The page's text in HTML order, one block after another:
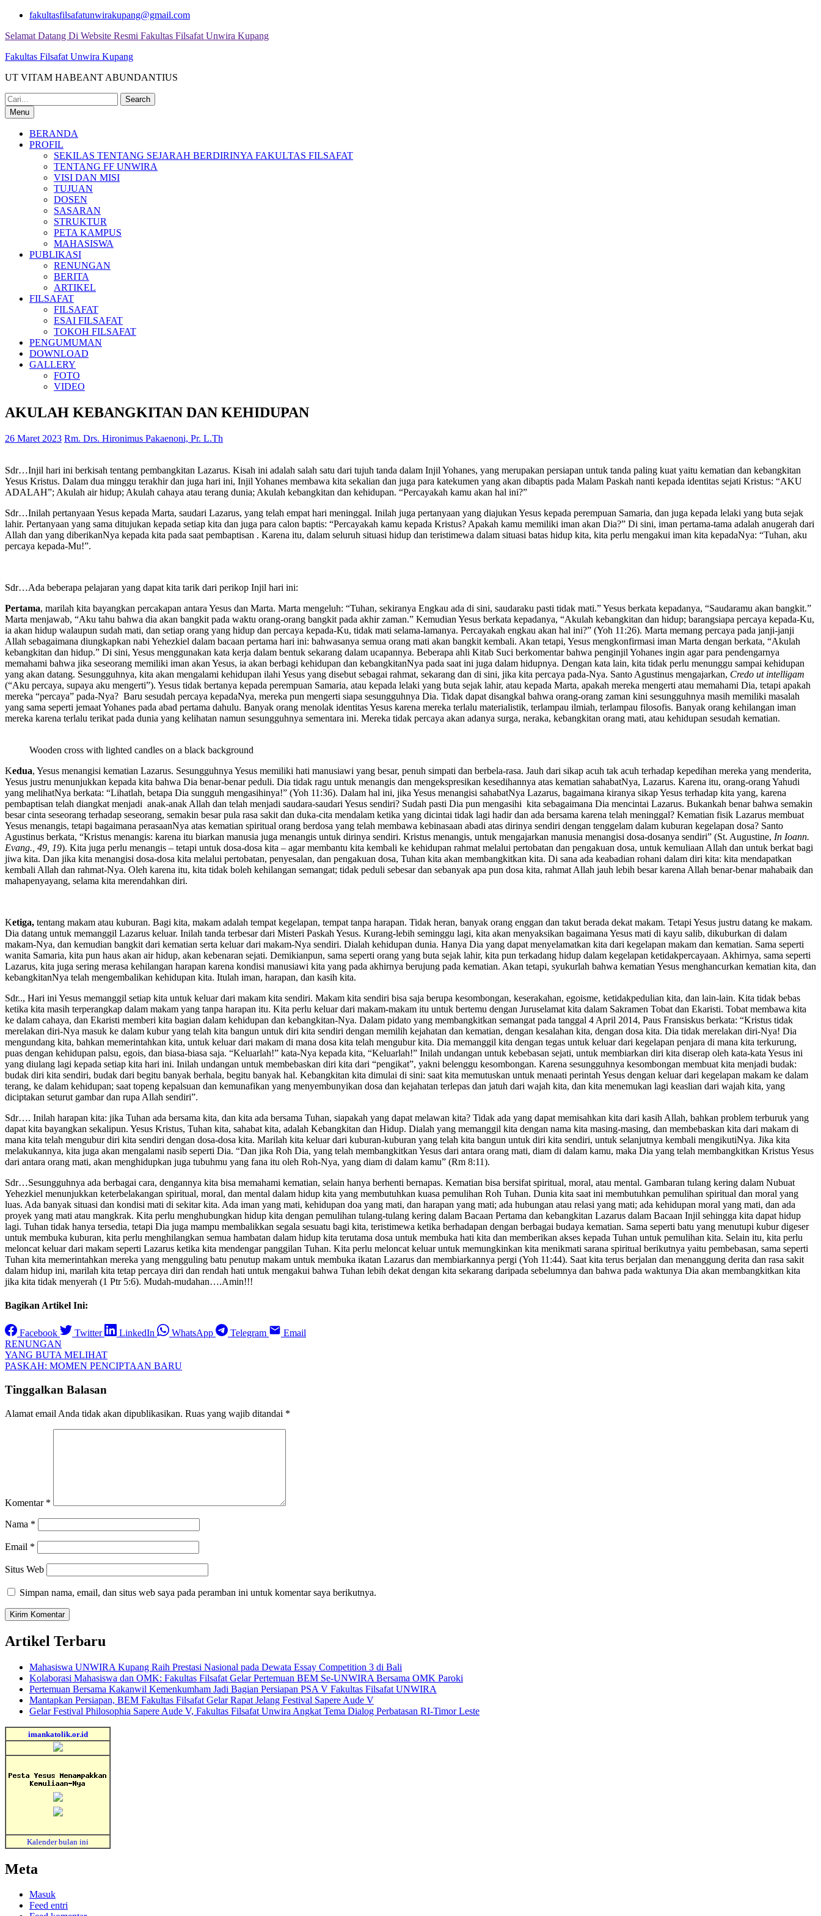
Skip
content
fakultasfilsafatunwirakupang@gmail.com
Selamat Datang Di Website Resmi Fakultas Filsafat Unwira Kupang
Fakultas Filsafat Unwira Kupang
UT VITAM HABEANT ABUNDANTIUS
Search
for:Menu
BERANDA
PROFIL
SEKILAS TENTANG SEJARAH BERDIRINYA FAKULTAS FILSAFAT
TENTANG FF UNWIRA
VISI DAN MISI
TUJUAN
DOSEN
SASARAN
STRUKTUR
PETA KAMPUS
MAHASISWA
PUBLIKASI
RENUNGAN
BERITA
ARTIKEL
FILSAFAT
FILSAFAT
ESAI FILSAFAT
TOKOH FILSAFAT
PENGUMUMAN
DOWNLOAD
GALLERY
FOTO
VIDEO
AKULAH KEBANGKITAN DAN KEHIDUPAN
26 Maret 2023 Rm. Drs. Hironimus Pakaenoni, Pr. L.Th
Sdr…Injil hari ini berkisah tentang pembangkitan Lazarus. Kisah ini adalah salah satu dari tujuh tanda dalam Injil Yohanes, yang merupakan persiapan untuk tanda paling kuat yaitu kematian dan kebangkitan
Yesus Kristus. Dalam dua minggu terakhir dan juga hari ini, Injil Yohanes membawa kita sekalian dan juga para katekumen yang akan dibaptis pada Malam Paskah nanti kepada identitas sejati Kristus: “AKU
ADALAH”; Akulah air hidup; Akulah cahaya atau terang dunia; Akulah kebangkitan dan kehidupan. “Percayakah kamu akan hal ini?”
Sdr…Inilah pertanyaan Yesus kepada Marta, saudari Lazarus, yang telah empat hari meninggal. Inilah juga pertanyaan yang diajukan Yesus kepada perempuan Samaria, dan juga kepada lelaki yang buta sejak
lahir. Pertanyaan yang sama ditujukan kepada setiap kita dan juga para calon baptis: “Percayakah kamu kepada Kristus? Apakah kamu memiliki iman akan Dia?” Di sini, iman pertama-tama adalah anugerah dari
Allah dan yang diberikanNya kepada kita pada saat pembaptisan . Karena itu, dalam seluruh situasi hidup dan teristimewa dalam situasi batas hidup kita, kita perlu mengakui iman kita kepadaNya: “Tuhan, aku
percaya kepada-Mu!”.
Sdr…Ada beberapa pelajaran yang dapat kita tarik dari perikop Injil hari ini:
Pertama, marilah kita bayangkan percakapan antara Yesus dan Marta. Marta mengeluh: “Tuhan, sekiranya Engkau ada di sini, saudaraku pasti tidak mati.” Yesus berkata kepadanya, “Saudaramu akan bangkit.”
Marta menjawab, “Aku tahu bahwa dia akan bangkit pada waktu orang-orang bangkit pada akhir zaman.” Kemudian Yesus berkata kepadanya, “Akulah kebangkitan dan hidup; barangsiapa percaya kepada-Ku,
ia akan hidup walaupun sudah mati, dan setiap orang yang hidup dan percaya kepada-Ku, tidak mati selama-lamanya. Percayakah engkau akan hal ini?” (Yoh 11:26). Marta memang percaya pada janji-janji
Allah sebagaimana diungkapkan nabi Yehezkiel dalam bacaan pertama hari ini: bahwasanya semua orang mati akan bangkit kembali. Akan tetapi, Yesus mengkonfirmasi iman Marta dengan berkata, “Akulah
kebangkitan dan hidup.” Di sini, Yesus menggunakan kata kerja dalam bentuk sekarang dalam ucapannya. Beberapa ahli Kitab Suci berkomentar bahwa penginjil Yohanes ingin agar para pendengarnya
memahami bahwa jika seseorang memiliki iman akan Yesus, ia akan berbagi kehidupan dan kebangkitanNya pada saat ini juga dalam hidupnya. Dengan kata lain, kita tidak perlu menunggu sampai kehidupan
yang akan datang. Sesungguhnya, kita akan mengalami kehidupan ilahi Yesus yang disebut sebagai rahmat, sekarang dan di sini, jika kita percaya pada-Nya. Santo Agustinus mengajarkan, Credo ut intelligam
(“Aku percaya, supaya aku mengerti”). Yesus tidak bertanya kepada perempuan Samaria, atau kepada lelaki yang buta sejak lahir, atau kepada Marta, apakah mereka mengerti atau memahami Dia, tetapi apakah
mereka “percaya” pada-Nya? Baru sesudah percaya kepadaNya, mereka pun mengerti siapa sesungguhnya Dia. Tidak dapat disangkal bahwa orang-orang zaman kini sesungguhnya masih memiliki masalah
yang sama seperti jemaat Yohanes pada abad pertama dahulu. Banyak orang menolak identitas Yesus karena mereka terlalu materialistik, terlampau ilmiah, terlampau filosofis. Banyak orang kehilangan iman
mereka karena terlalu terikat pada dunia yang kelihatan namun sesungguhnya sementara ini. Mereka tidak percaya akan adanya surga, neraka, kebangkitan orang mati, atau kehidupan sesudah kematian.
Wooden cross with lighted candles on a black background
Kedua, Yesus menangisi kematian Lazarus. Sesungguhnya Yesus memiliki hati manusiawi yang besar, penuh simpati dan berbela-rasa. Jauh dari sikap acuh tak acuh terhadap kepedihan mereka yang menderita,
Yesus justru menunjukkan kepada kita bahwa Dia benar-benar peduli. Dia tidak ragu untuk menangis dan mengekspresikan kesedihannya atas kematian sahabatNya, Lazarus. Karena itu, orang-orang Yahudi
yang melihatNya berkata: “Lihatlah, betapa Dia sungguh mengasihinya!” (Yoh 11:36). Dalam hal ini, jika Yesus menangisi sahabatNya Lazarus, bagaimana kiranya sikap Yesus terhadap kita yang, karena
pembaptisan telah diangkat menjadi anak-anak Allah dan telah menjadi saudara-saudari Yesus sendiri? Sudah pasti Dia pun mengasihi kita sebagaimana Dia mencintai Lazarus. Bukankah benar bahwa semakin
besar cinta seseorang terhadap seseorang, semakin besar pula rasa sakit dan duka-cita mendalam ketika yang dicintai tidak lagi hadir dan ada bersama karena telah meninggal? Kematian fisik Lazarus membuat
Yesus menangis, tetapi bagaimana perasaanNya atas kematian spiritual orang berdosa yang telah membawa kebinasaan abadi atas dirinya sendiri dengan tenggelam dalam kuburan kegelapan dosa? Santo
Agustinus berkata, “Kristus menangis: karena itu biarkan manusia juga menangis untuk dirinya sendiri. Kristus menangis, untuk mengajarkan manusia menangisi dosa-dosanya sendiri” (St. Augustine, In Ioann.
Evang., 49, 19). Kita juga perlu menangis – tetapi untuk dosa-dosa kita – agar membantu kita kembali ke kehidupan rahmat melalui pertobatan dan pengakuan dosa, untuk kemuliaan Allah dan untuk berkat bagi
jiwa kita. Dan jika kita menangisi dosa-dosa kita melalui pertobatan, penyesalan, dan pengakuan dosa, Tuhan kita akan membangkitkan kita. Di sana ada keabadian rohani dalam diri kita: kita mendapatkan
kembali Allah dan rahmat-Nya. Oleh karena itu, kita tidak boleh kehilangan semangat; tidak peduli sebesar dan sebanyak apa pun dosa kita, rahmat Allah jauh lebih besar karena Allah benar-benar mahabaik dan
mahapenyayang, selama kita merendahkan diri.
Ketiga, tentang makam atau kuburan. Bagi kita, makam adalah tempat kegelapan, tempat tanpa harapan. Tidak heran, banyak orang enggan dan takut berada dekat makam. Tetapi Yesus justru datang ke makam.
Dia datang untuk memanggil Lazarus keluar. Inilah tanda terbesar dari Misteri Paskah Yesus. Kurang-lebih seminggu lagi, kita akan menyaksikan bagaimana Yesus mati di kayu salib, dikuburkan di dalam
makam-Nya, dan kemudian bangkit dari kematian serta keluar dari makam-Nya sendiri. Dialah kehidupan dunia. Hanya Dia yang dapat menyelamatkan kita dari kegelapan makam dan kematian. Sama seperti
wanita Samaria, kita pun haus akan air hidup, akan kebenaran sejati. Demikianpun, sama seperti orang yang buta sejak lahir, kita pun terkadang hidup dalam kegelapan ketidakpercayaan. Akhirnya, sama seperti
Lazarus, kita juga sering merasa kehilangan harapan karena kondisi manusiawi kita yang pada akhirnya berujung pada kematian. Akan tetapi, syukurlah bahwa kematian Yesus menghancurkan kematian kita, dan
kebangkitanNya telah mengembalikan kehidupan kita. Itulah iman, harapan, dan kasih kita.
Sdr.., Hari ini Yesus memanggil setiap kita untuk keluar dari makam kita sendiri. Makam kita sendiri bisa saja berupa kesombongan, keserakahan, egoisme, ketidakpedulian kita, dan lain-lain. Kita tidak bebas
ketika kita masih terperangkap dalam makam yang tanpa harapan itu. Kita perlu keluar dari makam-makam itu untuk bertemu dengan Juruselamat kita dalam Sakramen Tobat dan Ekaristi. Tobat membawa kita
ke dalam cahaya, dan Ekaristi memberi kita bagian dalam kehidupan dan kebangkitan-Nya. Dalam pidato yang membangkitkan semangat pada tanggal 4 April 2014, Paus Fransiskus berkata: “Kristus tidak
merelakan diri-Nya masuk ke dalam kubur yang telah kita bangun untuk diri kita sendiri dengan memilih kejahatan dan kematian, dengan kesalahan kita, dengan dosa kita. Dia tidak merelakan diri-Nya! Dia
mengundang kita, bahkan memerintahkan kita, untuk keluar dari makam di mana dosa kita telah mengubur kita. Dia memanggil kita dengan tegas untuk keluar dari kegelapan penjara di mana kita terkurung,
puas dengan kehidupan palsu, egois, dan biasa-biasa saja. “Keluarlah!” kata-Nya kepada kita, “Keluarlah!” Inilah undangan untuk kebebasan sejati, untuk membiarkan diri kita diserap oleh kata-kata Yesus ini
yang diulang lagi kepada setiap kita hari ini. Inilah undangan untuk membebaskan diri kita dari “pengikat”, yakni belenggu kesombongan. Karena sesungguhnya kesombongan membuat kita menjadi budak:
budak diri kita sendiri, budak dari begitu banyak berhala, begitu banyak hal. Kebangkitan kita dimulai di sini: saat kita memutuskan untuk menaati perintah Yesus dengan keluar dari kegelapan makam ke dalam
terang, ke dalam kehidupan; saat topeng kepalsuan dan kemunafikan yang menyembunyikan dosa dan kejahatan terlepas dan jatuh dari wajah kita, dan kita menemukan lagi keaslian dari wajah kita, yang
diciptakan seturut gambar dan rupa Allah sendiri”.
Sdr…. Inilah harapan kita: jika Tuhan ada bersama kita, dan kita ada bersama Tuhan, siapakah yang dapat melawan kita? Tidak ada yang dapat memisahkan kita dari kasih Allah, bahkan problem terburuk yang
dapat kita bayangkan sekalipun. Yesus Kristus, Tuhan kita, sahabat kita, adalah Kebangkitan dan Hidup. Dialah yang memanggil kita dengan nama kita masing-masing, dan membebaskan kita dari makam di
mana kita telah mengubur diri kita sendiri dengan dosa-dosa kita. Marilah kita keluar dari kuburan-kuburan yang telah kita bangun untuk diri kita sendiri, untuk selanjutnya kembali mengikutiNya. Jika kita
melakukannya, kita juga akan mengalami nasib seperti Dia. “Dan jika Roh Dia, yang telah membangkitkan Yesus dari antara orang mati, diam di dalam kamu, maka Dia yang telah membangkitkan Kristus Yesus
dari antara orang mati, akan menghidupkan juga tubuhmu yang fana itu oleh Roh-Nya, yang diam di dalam kamu” (Rm 8:11).
Sdr…Sesungguhnya ada berbagai cara, dengannya kita bisa memahami kematian, selain hanya berhenti bernapas. Kematian bisa bersifat spiritual, moral, atau mental. Gambaran tulang kering dalam Nubuat
Yehezkiel menunjukkan keterbelakangan spiritual, moral, dan mental dalam hidup kita yang membutuhkan kuasa pemulihan Roh Tuhan. Dunia kita saat ini membutuhkan pemulihan spiritual dan moral yang
luas. Ada banyak situasi dan kondisi mati di sekitar kita. Ada iman yang mati, kehidupan doa yang mati, dan harapan yang mati; ada hubungan atau relasi yang mati; ada kehidupan moral yang mati, dan ada
proyek yang mati atau mangkrak. Kita perlu menghubungkan hidup kita dengan pemulihan tulang-tulang kering dalam Bacaan Pertama dan kebangkitan Lazarus dalam Bacaan Injil sehingga kita dapat hidup
lagi. Tuhan tidak hanya tersedia, tetapi Dia juga mampu membalikkan segala sesuatu bagi kita, teristimewa ketika berhadapan dengan berbagai budaya kematian. Sama seperti batu yang menutupi kubur digeser
untuk membuka kuburan, kita perlu menghilangkan semua hambatan dalam hidup kita terutama dosa untuk membuka hati kita dan memberikan akses kepada Tuhan untuk pemulihan kita. Selain itu, kita perlu
meloncat keluar dari makam seperti Lazarus ketika kita mendengar panggilan Tuhan. Kita perlu meloncat keluar untuk memungkinkan kita menikmati sarana spiritual berikutnya yaitu pembebasan, sama seperti
Tuhan kita memerintahkan mereka yang mengguling batu penutup makam untuk membuka ikatan Lazarus dan membiarkannya pergi (Yoh 11:44). Saat kita terus berjalan dan menanggung derita dan rasa sakit
dalam hidup ini, marilah kita tetap percaya diri dan rendah hati untuk mengakui bahwa Tuhan lebih dekat dengan kita sekarang daripada sebelumnya dan bahwa pada waktunya Dia akan membangkitkan kita
jika kita tidak menyerah (1 Ptr 5:6). Mudah-mudahan….Amin!!!
Bagikan Artikel Ini:
Facebook Twitter LinkedIn WhatsApp Telegram
Email
RENUNGAN
Navigasi
pos
YANG BUTA MELIHAT
PASKAH: MOMEN PENCIPTAAN BARU
Tinggalkan Balasan
Alamat email Anda tidak akan dipublikasikan. Ruas yang wajib ditandai *
Komentar *
Nama *
Email *
Situs Web
Simpan nama, email, dan situs web saya pada peramban ini untuk komentar saya berikutnya.
Artikel Terbaru
Mahasiswa UNWIRA Kupang Raih Prestasi Nasional pada Dewata Essay Competition 3 di Bali
Kolaborasi Mahasiswa dan OMK: Fakultas Filsafat Gelar Pertemuan BEM Se-UNWIRA Bersama OMK Paroki
Pertemuan Bersama Kakanwil Kemenkumham Jadi Bagian Persiapan PSA V Fakultas Filsafat UNWIRA
Mantapkan Persiapan, BEM Fakultas Filsafat Gelar Rapat Jelang Festival Sapere Aude V
Gelar Festival Philosophia Sapere Aude V, Fakultas Filsafat Unwira Angkat Tema Dialog Perbatasan RI-Timor Leste
imankatolik.or.id
Kalender bulan ini
Meta
Masuk
Feed entri